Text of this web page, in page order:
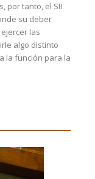
por tanto, el SII
su deber
las
algo distinto
la función para la